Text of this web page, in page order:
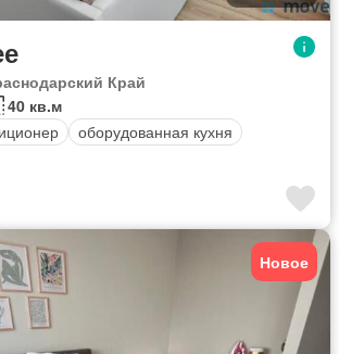
Край
40 кв.м
оборудованная кухня
Новое